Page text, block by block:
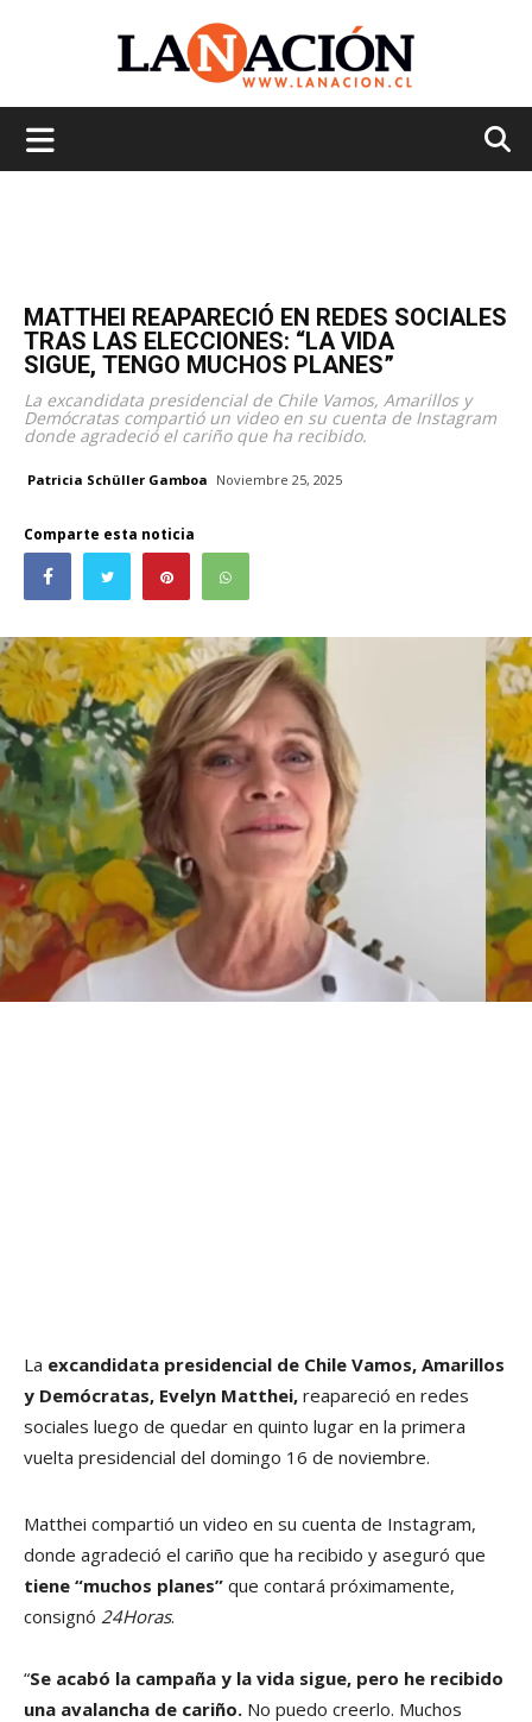
MATTHEI REAPARECIÓ EN REDES SOCIALES
TRAS LAS ELECCIONES: “LA VIDA
SIGUE, TENGO MUCHOS PLANES”
La excandidata presidencial de Chile Vamos, Amarillos y
Demócratas compartió un video en su cuenta de Instagram
donde agradeció el cariño que ha recibido.
Patricia Schüller Gamboa Noviembre 25, 2025
Comparte esta noticia
La excandidata presidencial de Chile Vamos, Amarillos
y Demócratas, Evelyn Matthei, reapareció en redes
sociales luego de quedar en quinto lugar en la primera
vuelta presidencial del domingo 16 de noviembre.
Matthei compartió un video en su cuenta de Instagram,
donde agradeció el cariño que ha recibido y aseguró que
tiene “muchos planes” que contará próximamente,
consignó 24Horas.
“Se acabó la campaña y la vida sigue, pero he recibido
una avalancha de cariño. No puedo creerlo. Muchos